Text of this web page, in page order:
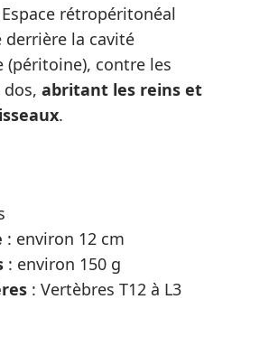
rétropéritonéal
derrière la cavité
(péritoine), contre les
abritant les reins et
.
: environ 12 cm
: environ 150 g
: Vertèbres T12 à L3